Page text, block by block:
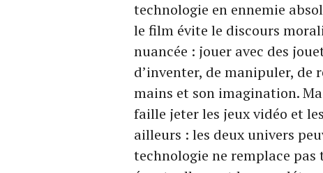
technologie en ennemie
le film évite le discours
nuancée : jouer avec des
d’inventer, de manipuler, de
mains et son imagination.
faille jeter les jeux vidéo et
ailleurs : les deux univers
technologie ne remplace